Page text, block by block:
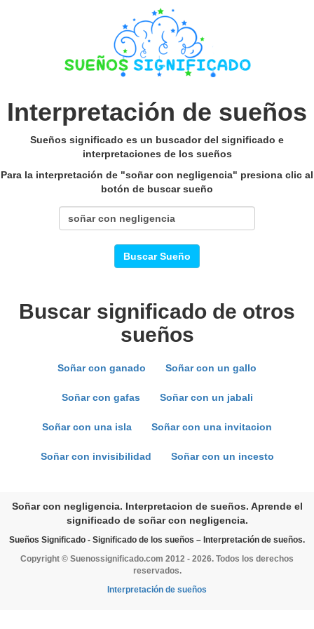
Interpretación de sueños
Sueños significado es un buscador del significado e
interpretaciones de los sueños
Para la interpretación de "soñar con negligencia" presiona clic al
botón de buscar sueño
Buscar Sueño
Buscar significado de otros
sueños
Soñar con ganado Soñar con un gallo
Soñar con gafas Soñar con un jabali
Soñar con una isla Soñar con una invitacion
Soñar con invisibilidad Soñar con un incesto
Soñar con negligencia. Interpretacion de sueños. Aprende el
significado de soñar con negligencia.
Sueños Significado - Significado de los sueños – Interpretación de sueños.
Copyright © Suenossignificado.com 2012 - 2026. Todos los derechos
reservados.
Interpretación de sueños